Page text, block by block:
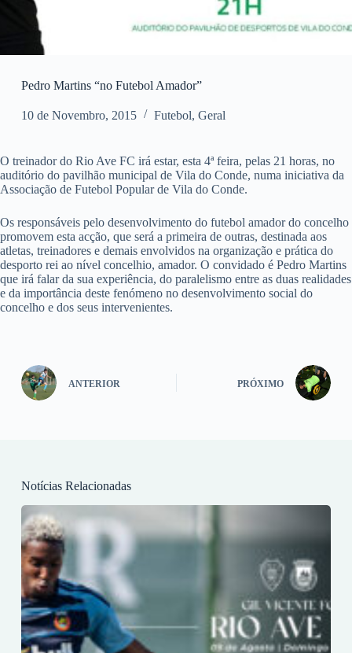
Pedro Martins “no Futebol Amador”
10 de Novembro, 2015 Futebol, Geral
O treinador do Rio Ave FC irá estar, esta 4ª feira, pelas 21 horas, no
auditório do pavilhão municipal de Vila do Conde, numa iniciativa da
Associação de Futebol Popular de Vila do Conde.
Os responsáveis pelo desenvolvimento do futebol amador do concelho
promovem esta acção, que será a primeira de outras, destinada aos
atletas, treinadores e demais envolvidos na organização e prática do
desporto rei ao nível concelhio, amador. O convidado é Pedro Martins
que irá falar da sua experiência, do paralelismo entre as duas realidades
e da importância deste fenómeno no desenvolvimento social do
concelho e dos seus intervenientes.
ANTERIOR PRÓXIMO
Notícias Relacionadas